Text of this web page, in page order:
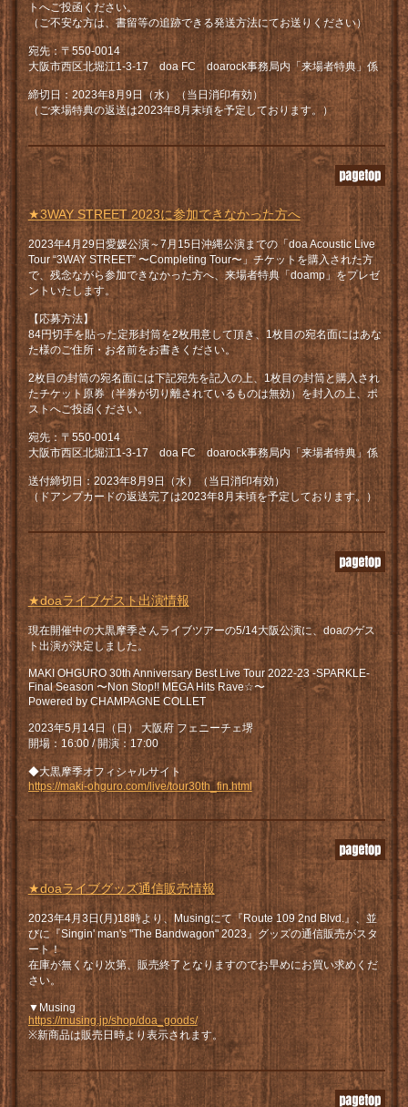
トへご投函ください。
（ご不安な方は、書留等の追跡できる発送方法にてお送りください）
宛先：〒550-0014
大阪市西区北堀江1-3-17 doa FC doarock事務局内「来場者特典」係
締切日：2023年8月9日（水）（当日消印有効）
（ご来場特典の返送は2023年8月末頃を予定しております。）
★3WAY STREET 2023に参加できなかった方へ
2023年4月29日愛媛公演～7月15日沖縄公演までの「doa Acoustic Live
Tour “3WAY STREET” 〜Completing Tour〜」チケットを購入された方
で、残念ながら参加できなかった方へ、来場者特典「doamp」をプレゼ
ントいたします。
【応募方法】
84円切手を貼った定形封筒を2枚用意して頂き、1枚目の宛名面にはあな
た様のご住所・お名前をお書きください。
2枚目の封筒の宛名面には下記宛先を記入の上、1枚目の封筒と購入され
たチケット原券（半券が切り離されているものは無効）を封入の上、ポ
ストへご投函ください。
宛先：〒550-0014
大阪市西区北堀江1-3-17 doa FC doarock事務局内「来場者特典」係
送付締切日：2023年8月9日（水）（当日消印有効）
（ドアンプカードの返送完了は2023年8月末頃を予定しております。）
★doaライブゲスト出演情報
現在開催中の大黒摩季さんライブツアーの5/14大阪公演に、doaのゲス
ト出演が決定しました。
MAKI OHGURO 30th Anniversary Best Live Tour 2022-23 -SPARKLE-
Final Season 〜Non Stop!! MEGA Hits Rave☆〜
Powered by CHAMPAGNE COLLET
2023年5月14日（日） 大阪府 フェニーチェ堺
開場：16:00 / 開演：17:00
◆大黒摩季オフィシャルサイト
https://maki-ohguro.com/live/tour30th_fin.html
★doaライブグッズ通信販売情報
2023年4月3日(月)18時より、Musingにて『Route 109 2nd Blvd.』、並
びに『Singin' man's "The Bandwagon" 2023』グッズの通信販売がスタ
ート！
在庫が無くなり次第、販売終了となりますのでお早めにお買い求めくだ
さい。
▼Musing
https://musing.jp/shop/doa_goods/
※新商品は販売日時より表示されます。